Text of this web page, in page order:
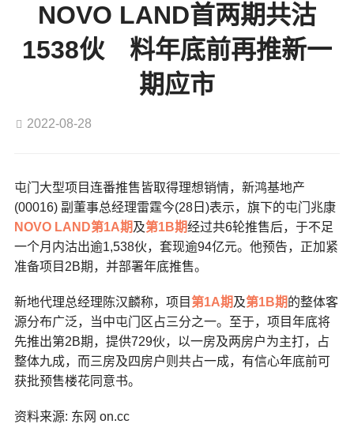
NOVO LAND首两期共沽
1538伙 料年底前再推新一
期应市
2022-08-28
屯门大型项目连番推售皆取得理想销情，新鸿基地产
(00016) 副董事总经理雷霆今(28日)表示，旗下的屯门兆康
NOVO LAND第1A期及第1B期经过共6轮推售后，于不足
一个月内沽出逾1,538伙，套现逾94亿元。他预告，正加紧
准备项目2B期，并部署年底推售。
新地代理总经理陈汉麟称，项目第1A期及第1B期的整体客
源分布广泛，当中屯门区占三分之一。至于，项目年底将
先推出第2B期，提供729伙，以一房及两房户为主打，占
整体九成，而三房及四房户则共占一成，有信心年底前可
获批预售楼花同意书。
资料来源: 东网 on.cc